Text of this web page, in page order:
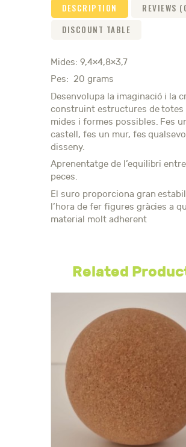
DESCRIPTION
REVIEWS
DISCOUNT TABLE
Mides: 9,4×4,8×3,7
Pes: 20 grams
Desenvolupa la imaginació i la
construint estructures de totes
mides i formes possibles. Fes
castell, fes un mur, fes qualsevol
disseny.
Aprenentatge de l’equilibri
peces.
El suro proporciona gran
l’hora de fer figures gràcies a
material molt adherent
Related